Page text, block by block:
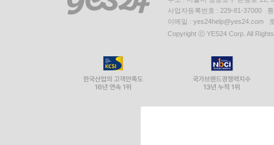
사업자등록번호 : 229-81-37000
이메일 : yes24help@yes24.com
Copyright ⓒ YES24 Corp. All